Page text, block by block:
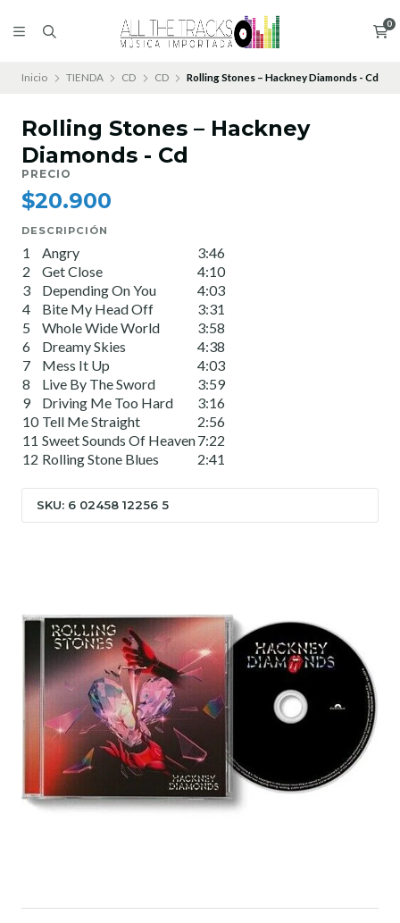
0
Inicio TIENDA CD CD Rolling Stones – Hackney Diamonds - Cd
Rolling Stones – Hackney
Diamonds - Cd
PRECIO
$20.900
DESCRIPCIÓN
1 Angry
3:46
2
Get Close
4:10
3
Depending On You
4:03
4
Bite My Head Off
3:31
5
Whole Wide World
3:58
6
Dreamy Skies
4:38
7
Mess It Up
4:03
8
Live By The Sword
3:59
9
Driving Me Too Hard
3:16
10 Tell Me Straight
2:56
11 Sweet Sounds Of Heaven7:22
12 Rolling Stone Blues 2:41
SKU: 6 02458 12256 5